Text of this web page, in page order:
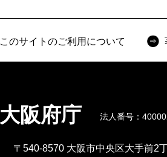
このサイトのご利用について
大阪府庁 法人番号：
〒540-8570 大阪市中央区大手前2